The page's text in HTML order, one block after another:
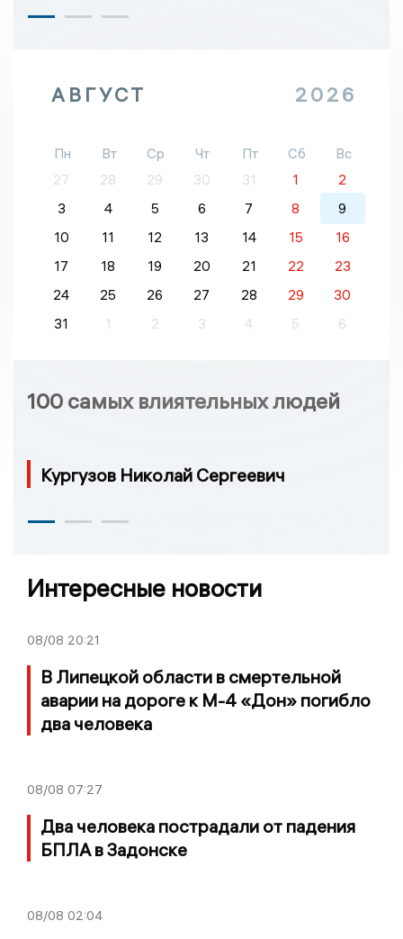
АВГУСТ 2026
Пн Вт Ср Чт Пт Сб
Вс
27
28 29 30 31 1
2
3
4 5 6 7 8
9
10
11 12 13 14 15
16
17
18 19 20 21 22
23
24
25 26 27 28 29
30
31
1 2 3 4 5 6
100 самых влиятельных людей
Кургузов Николай Сергеевич
Интересные новости
08/08 20:21
В Липецкой области в смертельной
аварии на дороге к М-4 «Дон» погибло
два человека
08/08 07:27
Два человека пострадали от падения
БПЛА в Задонске
08/08 02:04